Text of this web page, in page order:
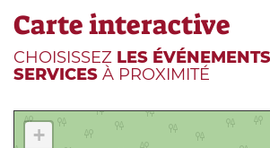
Carte interactive
CHOISISSEZ LES
SERVICES À PROXIMITÉ
+